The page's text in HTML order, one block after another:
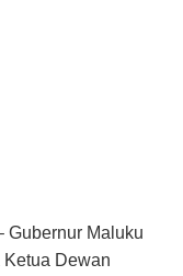
Gubernur Maluku
Dewan